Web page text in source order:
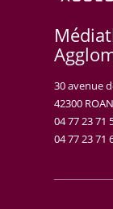
30 avenue
42300
04 77 23 71
04 77 23 71